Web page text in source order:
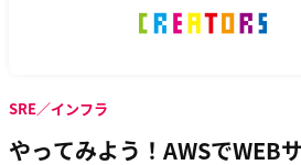
やってみよう！AWSでWEB
SRE／インフラ